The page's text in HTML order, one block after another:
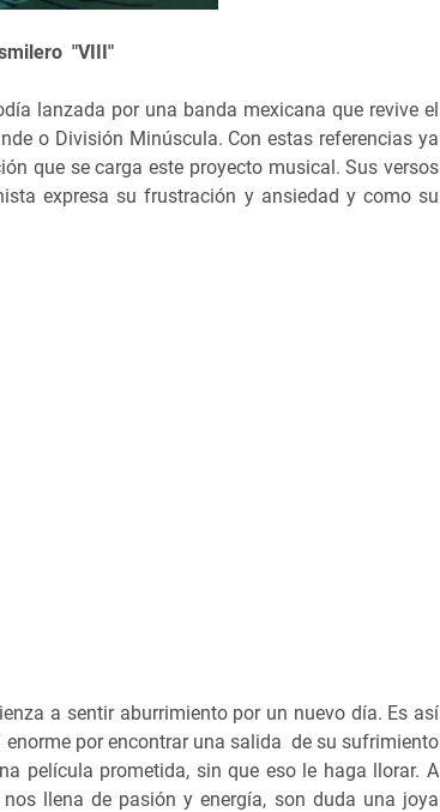
"VIII"
lanzada por una banda mexicana que revive el
o División Minúscula. Con estas referencias ya
que se carga este proyecto musical. Sus versos
expresa su frustración y ansiedad y como su
a sentir aburrimiento por un nuevo día. Es así
por encontrar una salida de su sufrimiento
película prometida, sin que eso le haga llorar. A
llena de pasión y energía, son duda una joya